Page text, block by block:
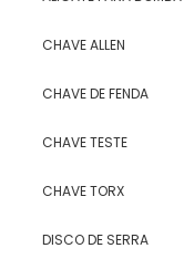
CHAVE ALLEN
CHAVE DE FENDA
CHAVE TESTE
CHAVE TORX
DISCO DE SERRA